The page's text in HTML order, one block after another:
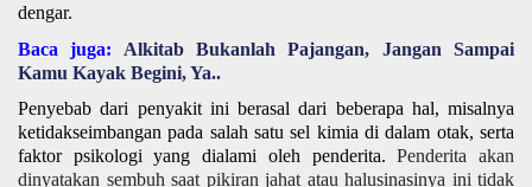
dengar.
Baca juga: Alkitab Bukanlah Pajangan, Jangan Sampai
Kamu Kayak Begini, Ya..
Penyebab dari penyakit ini berasal dari beberapa hal, misalnya
ketidakseimbangan pada salah satu sel kimia di dalam otak, serta
faktor psikologi yang dialami oleh penderita. Penderita akan
dinyatakan sembuh saat pikiran jahat atau halusinasinya ini tidak